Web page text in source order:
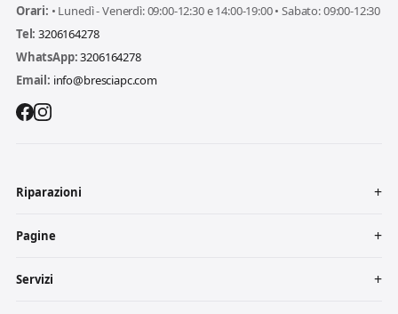
Orari: • Lunedì - Venerdì: 09:00-12:30 e 14:00-19:00 • Sabato: 09:00-12:30
Tel: 3206164278
WhatsApp:3206164278
Email: info@bresciapc.com
Riparazioni
Pagine
Servizi